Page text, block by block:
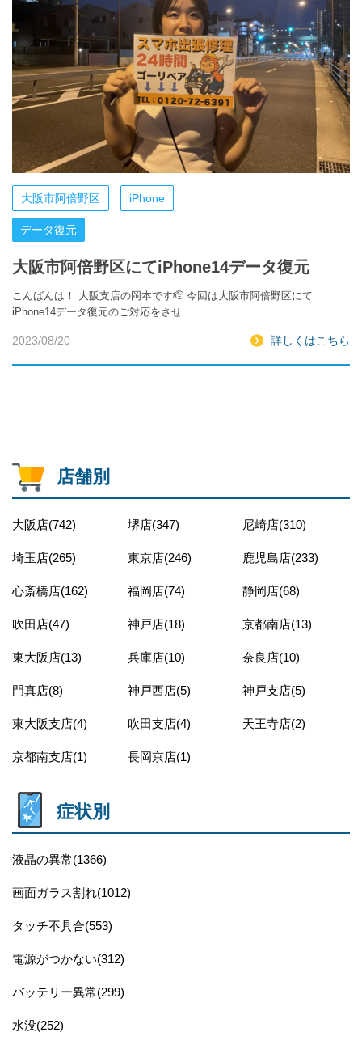
大阪市阿倍野区 iPhone
データ復元
大阪市阿倍野区にてiPhone14データ復元
こんばんは！ 大阪支店の岡本です🫡 今回は大阪市阿倍野区にて
iPhone14データ復元のご対応をさせ…
2023/08/20 詳しくはこちら
店舗別
大阪店(742) 堺店(347) 尼崎店(310)
埼玉店(265) 東京店(246) 鹿児島店(233)
心斎橋店(162) 福岡店(74) 静岡店(68)
吹田店(47) 神戸店(18) 京都南店(13)
東大阪店(13) 兵庫店(10) 奈良店(10)
門真店(8) 神戸西店(5) 神戸支店(5)
東大阪支店(4) 吹田支店(4) 天王寺店(2)
京都南支店(1) 長岡京店(1)
症状別
液晶の異常(1366)
画面ガラス割れ(1012)
タッチ不具合(553)
電源がつかない(312)
バッテリー異常(299)
水没(252)